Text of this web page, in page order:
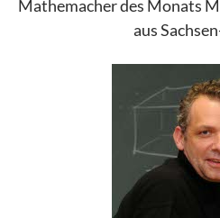
Mathemacher des Monats
aus